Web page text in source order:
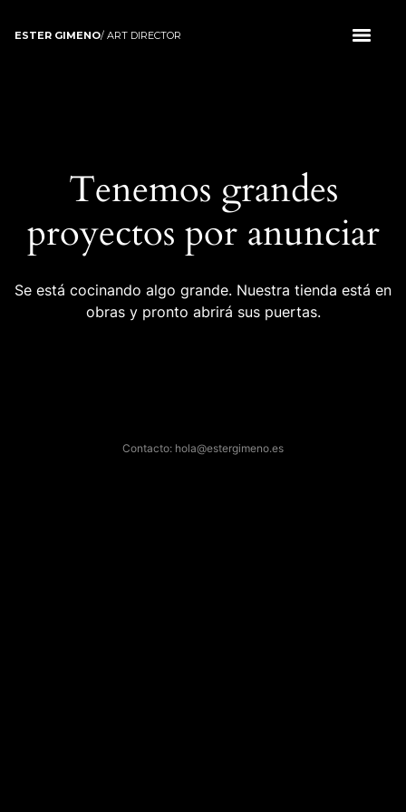
ESTER GIMENO/ ART DIRECTOR
Tenemos grandes
proyectos por anunciar
Se está cocinando algo grande. Nuestra tienda está en
obras y pronto abrirá sus puertas.
Contacto: hola@estergimeno.es